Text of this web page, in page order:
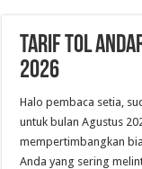
Tarif Tol
2026
Halo pembaca setia,
untuk bulan Agustus
mempertimbangkan
Anda yang sering